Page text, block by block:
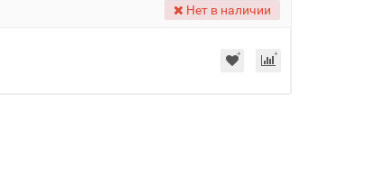
Нет в наличии